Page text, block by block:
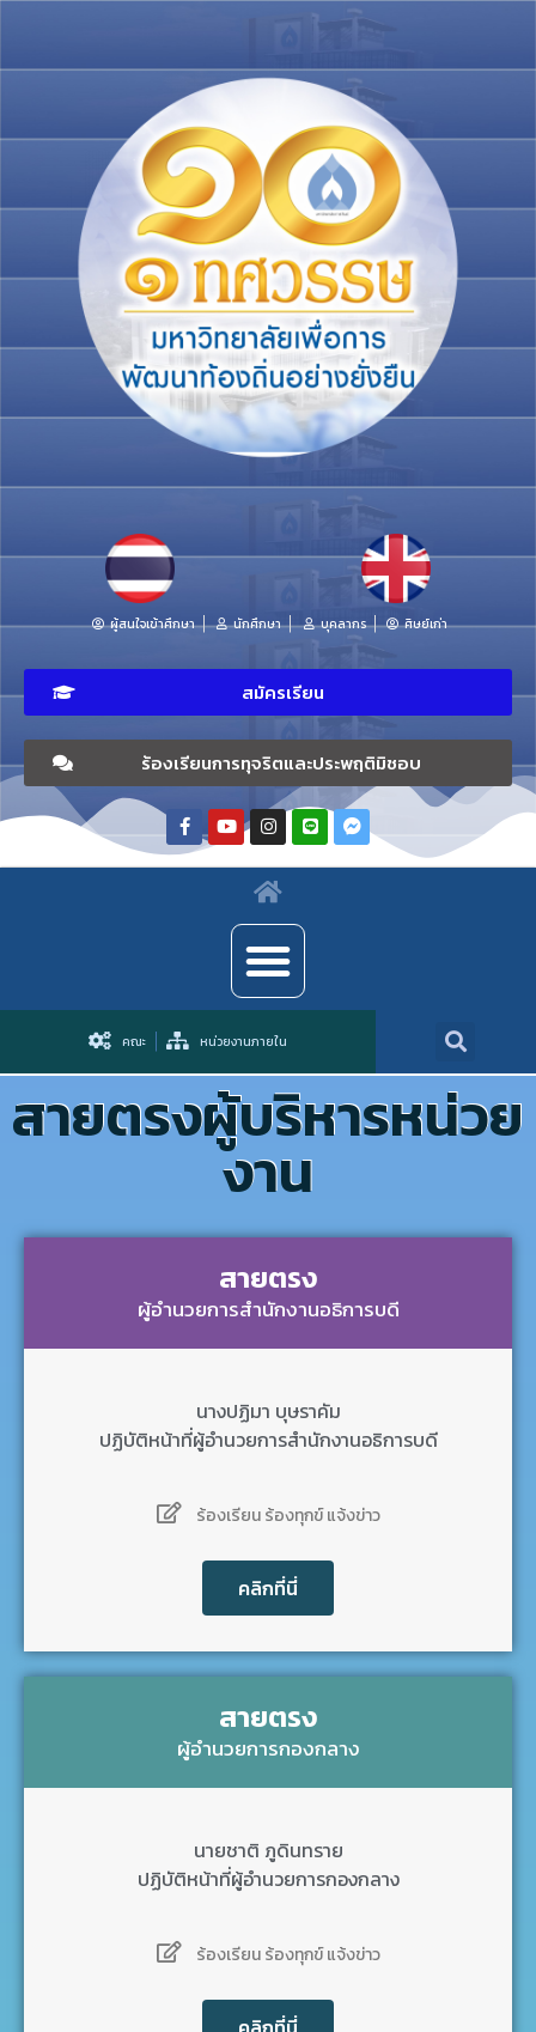
ผู้สนใจเข้าศึกษา นักศึกษา บุคลากร ศิษย์เก่า
สมัครเรียน
ร้องเรียนการทุจริตและประพฤติมิชอบ
คณะ หน่วยงานภายใน
สายตรงผู้บริหารหน่วย
งาน
สายตรง
ผู้อำนวยการสำนักงานอธิการบดี
นางปฏิมา บุษราคัม
ปฏิบัติหน้าที่ผู้อำนวยการสำนักงานอธิการบดี
ร้องเรียน ร้องทุกข์ แจ้งข่าว
คลิกที่นี่
สายตรง
ผู้อำนวยการกองกลาง
นายชาติ ภูดินทราย
ปฏิบัติหน้าที่ผู้อำนวยการกองกลาง
ร้องเรียน ร้องทุกข์ แจ้งข่าว